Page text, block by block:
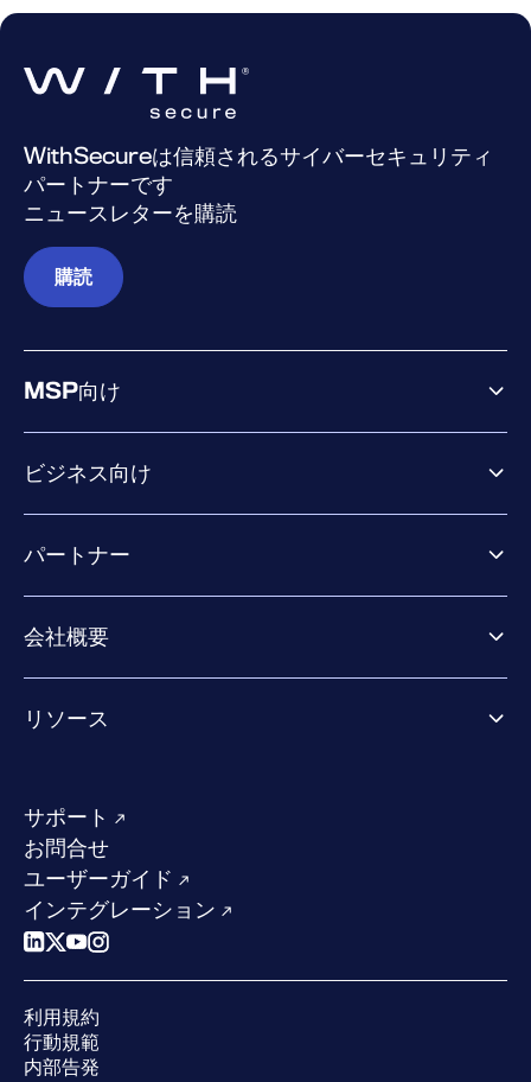
WithSecureは信頼されるサイバーセキュリティ
パートナーです
ニュースレターを購読
購読
MSP向け
ビジネス向け
Exposure Management
Extended Detection & Response
Co-Security Services
パートナー
パートナーの成功のためのサービス
Co-growth community
会社概要
業界での評価／認定／お客様の声
求人情報
サステナビリティ
競合他社との比較
リソース
成功事例
W/Labs
ブログ
ポッドキャスト
イベント
ウェビナー
業界での 評価
サポート
お問合せ
ユーザーガイド
インテグレーション
利用規約
行動規範
内部告発